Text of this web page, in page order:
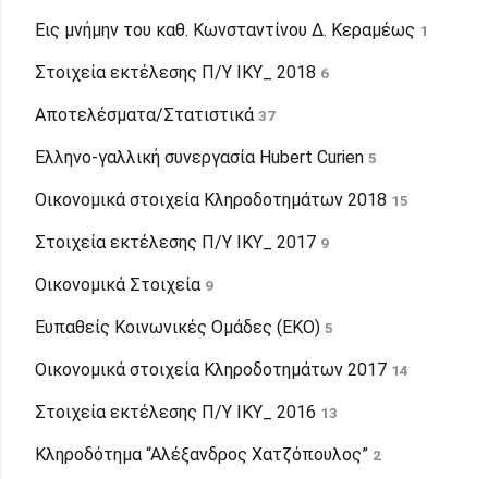
Εις μνήμην του καθ. Κωνσταντίνου Δ. Κεραμέως 1
Στοιχεία εκτέλεσης Π/Υ ΙΚΥ_ 2018 6
Αποτελέσματα/Στατιστικά37
Ελληνο-γαλλική συνεργασία Hubert Curien 5
Οικονομικά στοιχεία Κληροδοτημάτων 2018 15
Στοιχεία εκτέλεσης Π/Υ ΙΚΥ_ 2017 9
Οικονομικά Στοιχεία 9
Ευπαθείς Κοινωνικές Ομάδες (ΕΚΟ) 5
Οικονομικά στοιχεία Κληροδοτημάτων 2017 14
Στοιχεία εκτέλεσης Π/Υ ΙΚΥ_ 2016 13
Κληροδότημα “Αλέξανδρος Χατζόπουλος” 2